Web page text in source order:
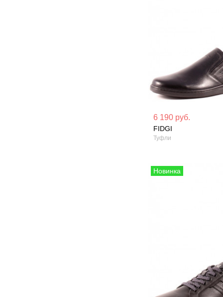
6 190 руб.
FIDGI
Туфли
Материал
кожа
Сезон: Лето